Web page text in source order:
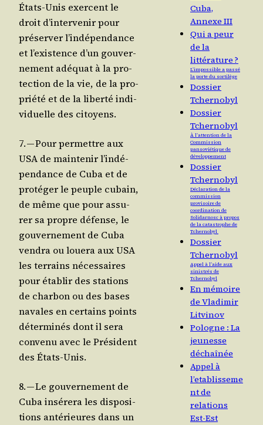
États-Unis exercent le
droit d’in­ter­ve­nir pour
pré­ser­ver l’in­dé­pen­dance
et l’exis­tence d’un gou­ver­
ne­ment adé­quat à la pro­
tec­tion de la vie, de la pro­
prié­té et de la liber­té indi­
vi­duelle des citoyens.
7. — Pour per­mettre aux
USA de main­te­nir l’in­dé­
pen­dance de Cuba et de
pro­té­ger le peuple cubain,
de même que pour assu­
rer sa propre défense, le
gou­ver­ne­ment de Cuba
ven­dra ou loue­ra aux USA
les ter­rains néces­saires
pour éta­blir des sta­tions
de char­bon ou des bases
navales en cer­tains points
déter­mi­nés dont il sera
conve­nu avec le Pré­sident
des États-Unis.
8. — Le gou­ver­ne­ment de
Cuba insé­re­ra les dis­po­si­
tions anté­rieures dans un
Cuba,
Annexe III
Qui a peur
de la
littérature ?
L’impossible a passé
la porte du sortilège
Dossier
Tchernobyl
Dossier
Tchernobyl
À l’attention de la
Commission
pansoviétique de
développement
Dossier
Tchernobyl
Déclaration de la
commission
provisoire de
coordination de
Solidarnosc à propos
de la catastrophe de
Tchernobyl
Dossier
Tchernobyl
Appel à l’aide aux
sinistrés de
Tchernobyl
En mémoire
de Vladimir
Litvinov
Pologne : La
jeunesse
déchaînée
Appel à
l’etablisseme
nt de
relations
Est-Est